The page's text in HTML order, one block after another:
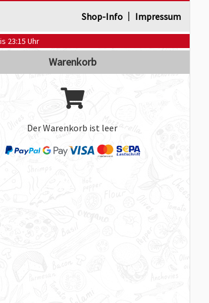
Shop-Info | Impressum
23:15 Uhr
Warenkorb
Der Warenkorb ist leer